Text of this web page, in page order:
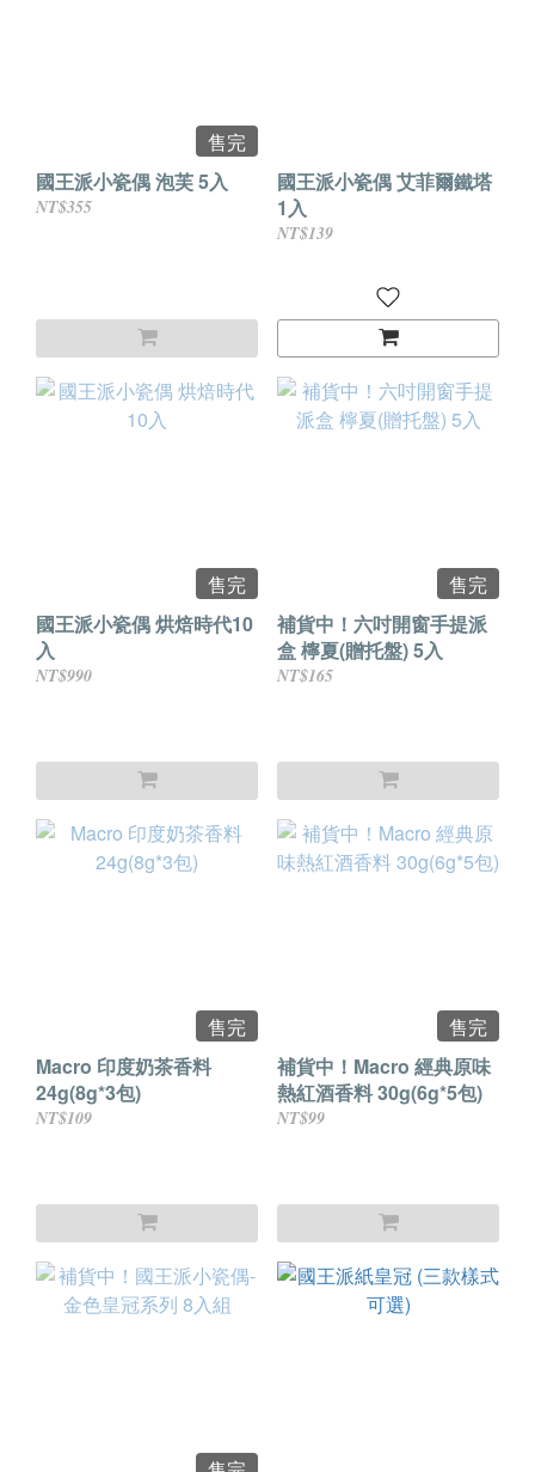
售完
國王派小瓷偶 泡芙 5入
NT$355
國王派小瓷偶 艾菲爾鐵塔
1入
NT$139
售完
國王派小瓷偶 烘焙時代10
入
NT$990
售完
補貨中！六吋開窗手提派
盒 檸夏(贈托盤) 5入
NT$165
售完
Macro 印度奶茶香料
24g(8g*3包)
NT$109
售完
補貨中！Macro 經典原味
熱紅酒香料 30g(6g*5包)
NT$99